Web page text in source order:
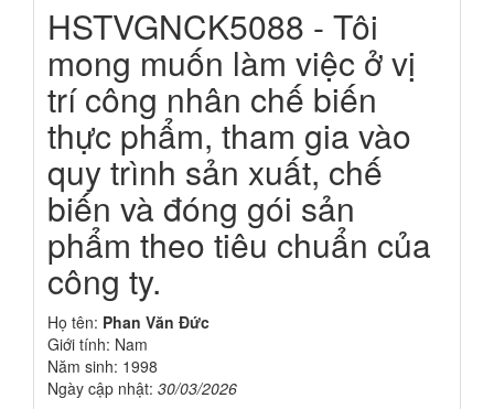
HSTVGNCK5088 - Tôi
mong muốn làm việc ở vị
trí công nhân chế biến
thực phẩm, tham gia vào
quy trình sản xuất, chế
biến và đóng gói sản
phẩm theo tiêu chuẩn của
công ty.
Họ tên: Phan Văn Đức
Giới tính: Nam
Năm sinh: 1998
Ngày cập nhật: 30/03/2026